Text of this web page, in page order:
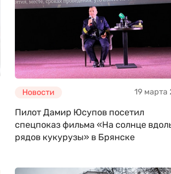
Новости 19 марта
Пилот Дамир Юсупов посетил
спецпоказ фильма «На солнце
рядов кукурузы» в Брянске